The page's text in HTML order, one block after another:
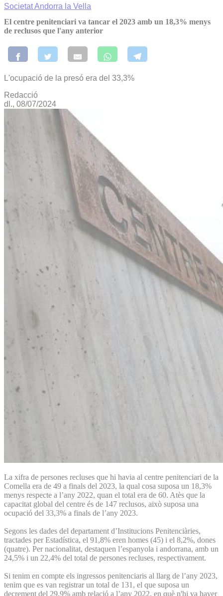
SocietatAndorra la Vella
El centre penitenciari va tancar el 2023 amb un 18,3% menys
de reclusos que l'any anterior
L'ocupació de la presó era del 33,3%
Redacció
dl., 08/07/2024
La xifra de persones recluses que hi havia al centre penitenciari de la
Comella era de 49 a finals del 2023, la qual cosa suposa un 18,3%
menys respecte a l’any 2022, quan el total era de 60. Atès que la
capacitat global del centre és de 147 reclusos, això suposa una
ocupació del 33,3% a finals de l’any 2023.
Segons les dades del departament d’Institucions Penitenciàries,
tractades per Estadística, el 91,8% eren homes (45) i el 8,2%, dones
(quatre). Per nacionalitat, destaquen l’espanyola i andorrana, amb un
24,5% i un 22,4% del total de persones recluses, respectivament.
Si tenim en compte els ingressos penitenciaris al llarg de l’any 2023,
tenim que es van registrar un total de 131, el que suposa un
decrement del 29,9% amb relació a l’any 2022, en què n'hi va haver